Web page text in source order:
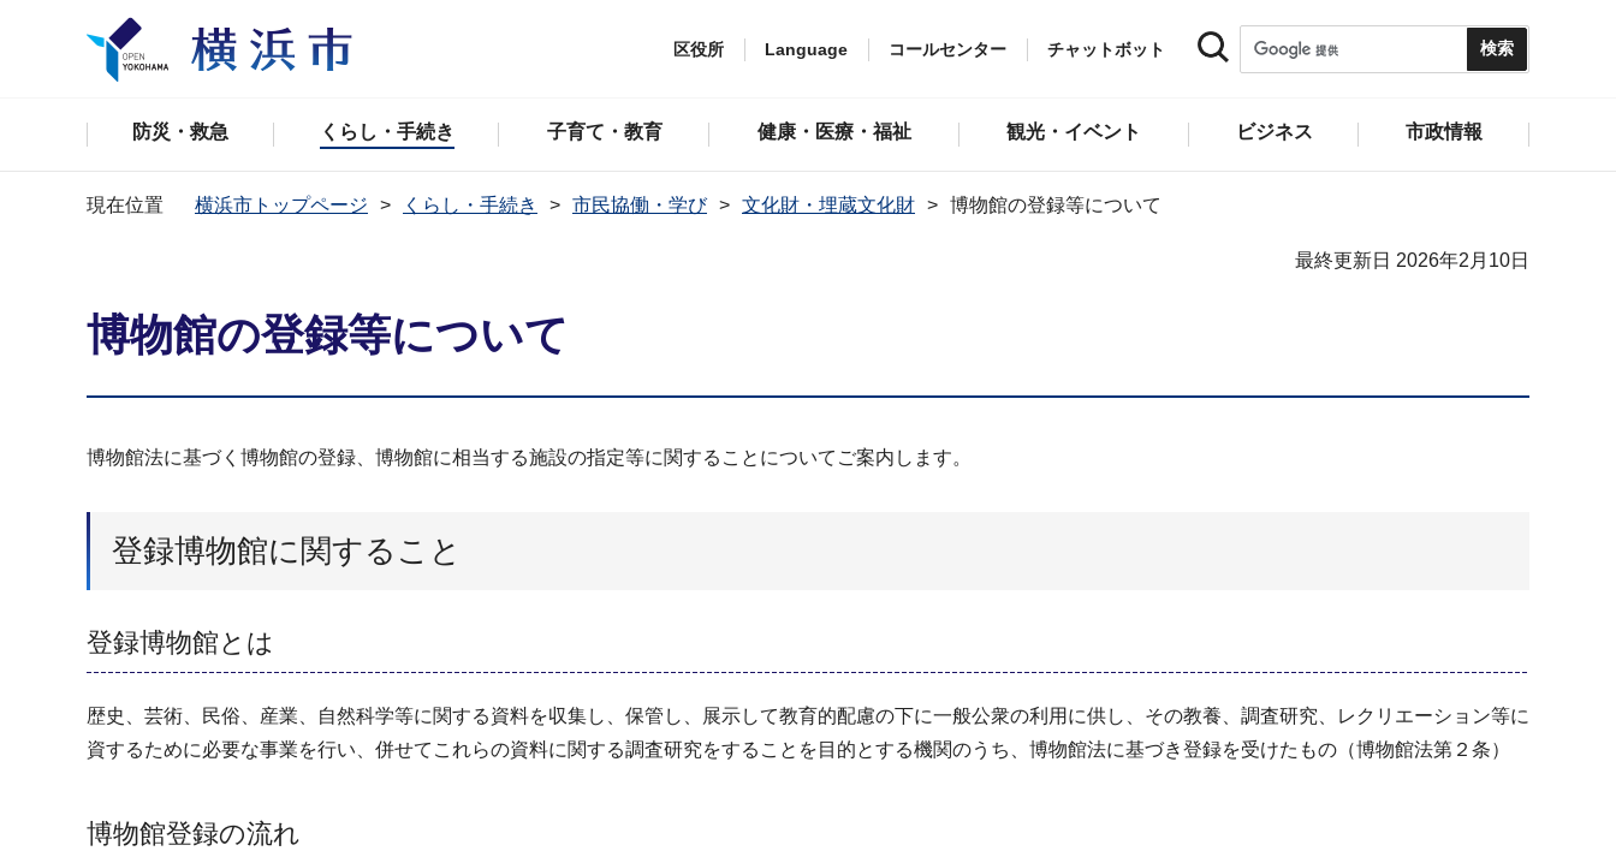
区役所 Language コールセンター チャットボット
防災・救急 くらし・手続き 子育て・教育 健康・医療・福祉 観光・イベント ビジネス 市政情報
現在位置 横浜市トップページ くらし・手続き 市民協働・学び 文化財・埋蔵文化財 博物館の登録等について
最終更新日 2026年2月10日
博物館の登録等について
博物館法に基づく博物館の登録、博物館に相当する施設の指定等に関することについてご案内します。
登録博物館に関すること
登録博物館とは
歴史、芸術、民俗、産業、自然科学等に関する資料を収集し、保管し、展示して教育的配慮の下に一般公衆の利用に供し、その教養、調査研究、レクリエーション等に
資するために必要な事業を行い、併せてこれらの資料に関する調査研究をすることを目的とする機関のうち、博物館法に基づき登録を受けたもの（博物館法第２条）
博物館登録の流れ